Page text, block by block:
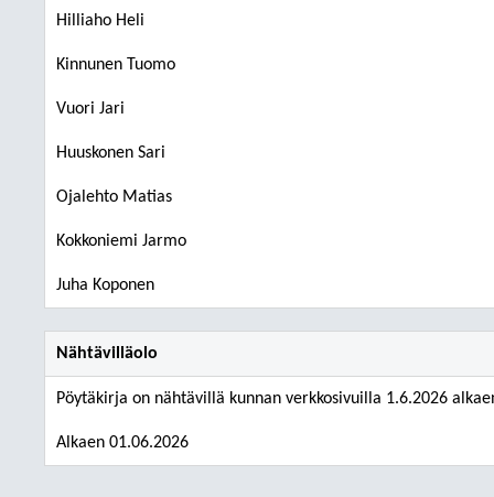
Hilliaho Heli
Kinnunen Tuomo
Vuori Jari
Huuskonen Sari
Ojalehto Matias
Kokkoniemi Jarmo
Juha Koponen
Nähtävilläolo
Pöytäkirja on nähtävillä kunnan verkkosivuilla 1.6.2026
Alkaen 01.06.2026